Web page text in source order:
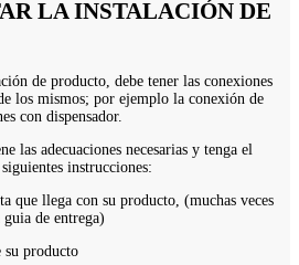
LA INSTALACIÓN DE
de producto, debe tener las conexiones
los mismos; por ejemplo la conexión de
con dispensador.
las adecuaciones necesarias y tenga el
instrucciones:
llega con su producto, (muchas veces
de entrega)
producto